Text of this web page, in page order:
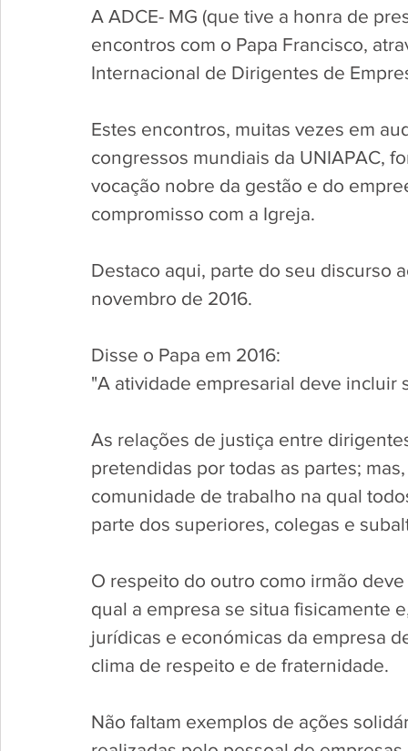
A ADCE- MG (que tive a honra de
encontros com o Papa Francisco,
Internacional de Dirigentes de
Estes encontros, muitas vezes em
congressos mundiais da UNIAPAC,
vocação nobre da gestão e do
compromisso com a Igreja.
Destaco aqui, parte do seu discurso
novembro de 2016.
Disse o Papa em 2016:
"A atividade empresarial deve
As relações de justiça entre
pretendidas por todas as partes;
comunidade de trabalho na qual
parte dos superiores, colegas e
O respeito do outro como irmão
qual a empresa se situa fisicamente
jurídicas e económicas da empresa
clima de respeito e de fraternidade.
Não faltam exemplos de ações